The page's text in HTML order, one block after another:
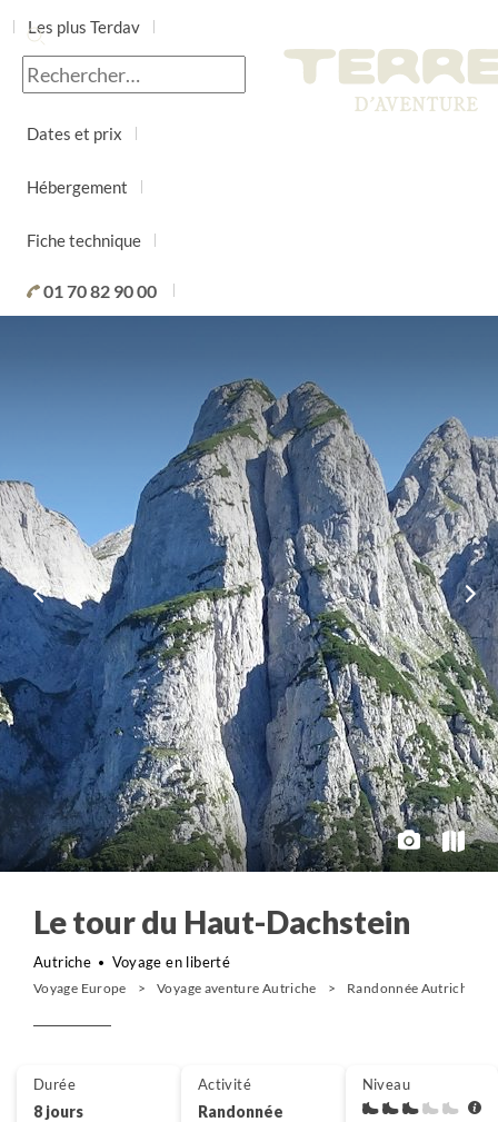
Les plus Terdav
Jour par jour
Dates et prix
Hébergement
Fiche technique
01 70 82 90 00
Le tour du Haut-Dachstein
Autriche Voyage en liberté
Voyage Europe Voyage aventure Autriche Randonnée Autriche
Durée
8 jours
Activité
Randonnée
Niveau